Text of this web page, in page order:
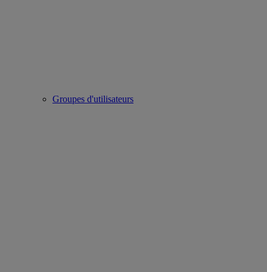
Groupes d'utilisateurs